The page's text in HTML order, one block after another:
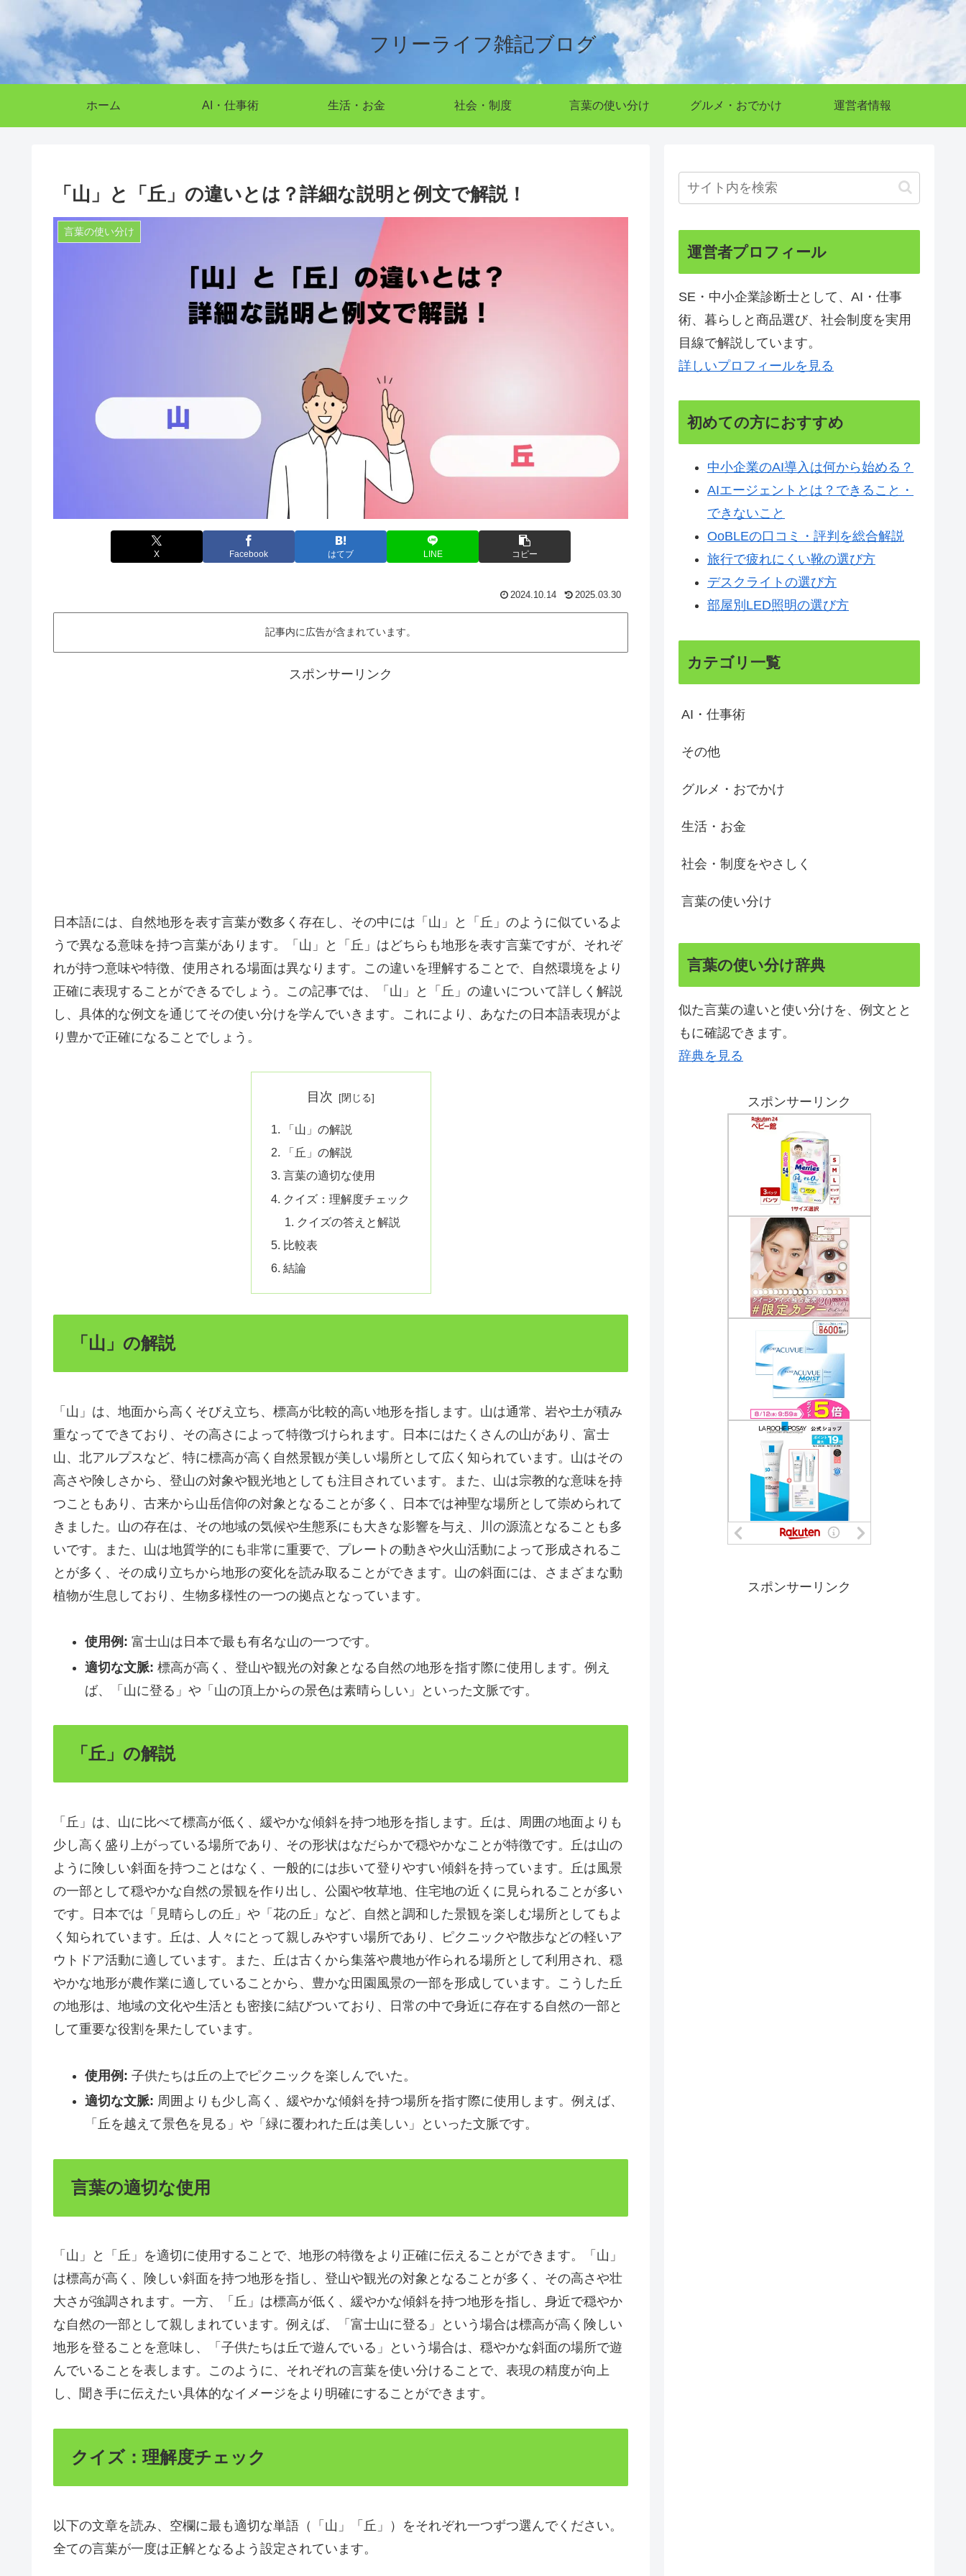
フリーライフ雑記ブログ
ホーム AI・仕事術 生活・お金 社会・制度 言葉の使い分け グルメ・おでかけ 運営者情報
「山」と「丘」の違いとは？詳細な説明と例文で解説！
言葉の使い分け
X Facebook はてブ LINE コピー
2024.10.14 2025.03.30
記事内に広告が含まれています。
スポンサーリンク
日本語には、自然地形を表す言葉が数多く存在し、その中には「山」と「丘」のように似ているよ
うで異なる意味を持つ言葉があります。「山」と「丘」はどちらも地形を表す言葉ですが、それぞ
れが持つ意味や特徴、使用される場面は異なります。この違いを理解することで、自然環境をより
正確に表現することができるでしょう。この記事では、「山」と「丘」の違いについて詳しく解説
し、具体的な例文を通じてその使い分けを学んでいきます。これにより、あなたの日本語表現がよ
り豊かで正確になることでしょう。
目次
「山」の解説
「丘」の解説
言葉の適切な使用
クイズ：理解度チェック
クイズの答えと解説
比較表
結論
「山」の解説
「山」は、地面から高くそびえ立ち、標高が比較的高い地形を指します。山は通常、岩や土が積み
重なってできており、その高さによって特徴づけられます。日本にはたくさんの山があり、富士
山、北アルプスなど、特に標高が高く自然景観が美しい場所として広く知られています。山はその
高さや険しさから、登山の対象や観光地としても注目されています。また、山は宗教的な意味を持
つこともあり、古来から山岳信仰の対象となることが多く、日本では神聖な場所として崇められて
きました。山の存在は、その地域の気候や生態系にも大きな影響を与え、川の源流となることも多
いです。また、山は地質学的にも非常に重要で、プレートの動きや火山活動によって形成されるこ
とが多く、その成り立ちから地形の変化を読み取ることができます。山の斜面には、さまざまな動
植物が生息しており、生物多様性の一つの拠点となっています。
使用例: 富士山は日本で最も有名な山の一つです。
適切な文脈: 標高が高く、登山や観光の対象となる自然の地形を指す際に使用します。例え
ば、「山に登る」や「山の頂上からの景色は素晴らしい」といった文脈です。
「丘」の解説
「丘」は、山に比べて標高が低く、緩やかな傾斜を持つ地形を指します。丘は、周囲の地面よりも
少し高く盛り上がっている場所であり、その形状はなだらかで穏やかなことが特徴です。丘は山の
ように険しい斜面を持つことはなく、一般的には歩いて登りやすい傾斜を持っています。丘は風景
の一部として穏やかな自然の景観を作り出し、公園や牧草地、住宅地の近くに見られることが多い
です。日本では「見晴らしの丘」や「花の丘」など、自然と調和した景観を楽しむ場所としてもよ
く知られています。丘は、人々にとって親しみやすい場所であり、ピクニックや散歩などの軽いア
ウトドア活動に適しています。また、丘は古くから集落や農地が作られる場所として利用され、穏
やかな地形が農作業に適していることから、豊かな田園風景の一部を形成しています。こうした丘
の地形は、地域の文化や生活とも密接に結びついており、日常の中で身近に存在する自然の一部と
して重要な役割を果たしています。
使用例: 子供たちは丘の上でピクニックを楽しんでいた。
適切な文脈: 周囲よりも少し高く、緩やかな傾斜を持つ場所を指す際に使用します。例えば、
「丘を越えて景色を見る」や「緑に覆われた丘は美しい」といった文脈です。
言葉の適切な使用
「山」と「丘」を適切に使用することで、地形の特徴をより正確に伝えることができます。「山」
は標高が高く、険しい斜面を持つ地形を指し、登山や観光の対象となることが多く、その高さや壮
大さが強調されます。一方、「丘」は標高が低く、緩やかな傾斜を持つ地形を指し、身近で穏やか
な自然の一部として親しまれています。例えば、「富士山に登る」という場合は標高が高く険しい
地形を登ることを意味し、「子供たちは丘で遊んでいる」という場合は、穏やかな斜面の場所で遊
んでいることを表します。このように、それぞれの言葉を使い分けることで、表現の精度が向上
し、聞き手に伝えたい具体的なイメージをより明確にすることができます。
クイズ：理解度チェック
以下の文章を読み、空欄に最も適切な単語（「山」「丘」）をそれぞれ一つずつ選んでください。
全ての言葉が一度は正解となるよう設定されています。
運営者プロフィール
SE・中小企業診断士として、AI・仕事
術、暮らしと商品選び、社会制度を実用
目線で解説しています。
詳しいプロフィールを見る
初めての方におすすめ
中小企業のAI導入は何から始める？
AIエージェントとは？できること・
できないこと
OoBLEの口コミ・評判を総合解説
旅行で疲れにくい靴の選び方
デスクライトの選び方
部屋別LED照明の選び方
カテゴリ一覧
AI・仕事術
その他
グルメ・おでかけ
生活・お金
社会・制度をやさしく
言葉の使い分け
言葉の使い分け辞典
似た言葉の違いと使い分けを、例文とと
もに確認できます。
辞典を見る
スポンサーリンク
スポンサーリンク